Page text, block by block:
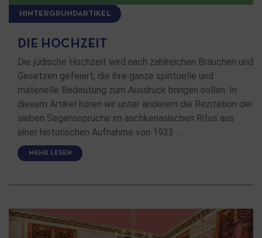
HINTERGRUNDARTIKEL
DIE HOCHZEIT
Die jüdische Hochzeit wird nach zahlreichen Bräuchen und
Gesetzen gefeiert, die ihre ganze spirituelle und
materielle Bedeutung zum Ausdruck bringen sollen. In
diesem Artikel hören wir unter anderem die Rezitation der
sieben Segenssprüche im aschkenasischen Ritus aus
einer historischen Aufnahme von 1933 …
MEHR LESEN